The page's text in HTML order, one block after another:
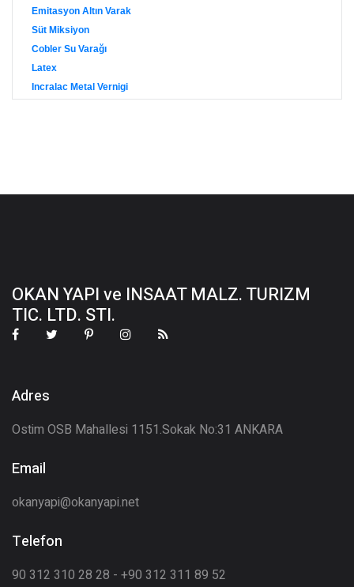
Emitasyon Altın Varak
Süt Miksiyon
Cobler Su Varağı
Latex
Incralac Metal Vernigi
OKAN YAPI ve INSAAT MALZ. TURIZM
TIC. LTD. STI.
Adres
Ostim OSB Mahallesi 1151.Sokak No:31 ANKARA
Email
okanyapi@okanyapi.net
Telefon
90 312 310 28 28 - +90 312 311 89 52